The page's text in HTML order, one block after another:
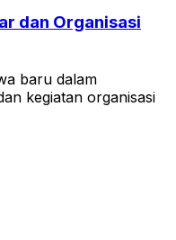
dan Organisasi
baru dalam
kegiatan organisasi